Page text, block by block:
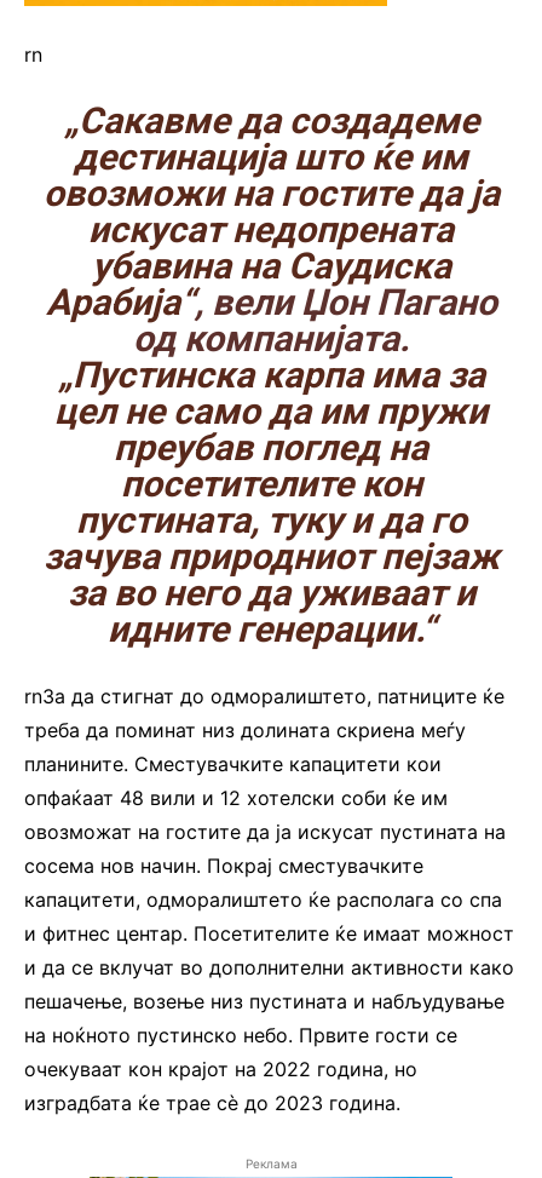
rn
„Сакавме да создадеме
дестинација што ќе им
овозможи на гостите да ја
искусат недопрената
убавина на Саудиска
Арабија“, вели Џон Пагано
од компанијата.
„Пустинска карпа има за
цел не само да им пружи
преубав поглед на
посетителите кон
пустината, туку и да го
зачува природниот пејзаж
за во него да уживаат и
идните генерации.“
rnЗа да стигнат до одморалиштето, патниците ќе
треба да поминат низ долината скриена меѓу
планините. Сместувачките капацитети кои
опфаќаат 48 вили и 12 хотелски соби ќе им
овозможат на гостите да ја искусат пустината на
сосема нов начин. Покрај сместувачките
капацитети, одморалиштето ќе располага со спа
и фитнес центар. Посетителите ќе имаат можност
и да се вклучат во дополнителни активности како
пешачење, возење низ пустината и набљудување
на ноќното пустинско небо. Првите гости се
очекуваат кон крајот на 2022 година, но
изградбата ќе трае сè до 2023 година.
Реклама